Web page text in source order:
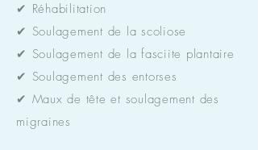
✔ Réhabilitation
✔ Soulagement de la scoliose
✔ Soulagement de la fasciite plantaire
✔ Soulagement des entorses
✔ Maux de tête et soulagement des
migraines